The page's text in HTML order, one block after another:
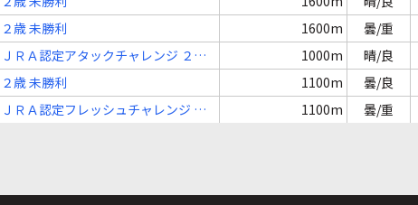
２歳 未勝利 1600m 曇/重
ＪＲＡ認定アタックチャレンジ ２歳
認定未勝利
1000m 晴/良
２歳 未勝利 1100m 曇/良
ＪＲＡ認定フレッシュチャレンジ ２
1100m 曇/重